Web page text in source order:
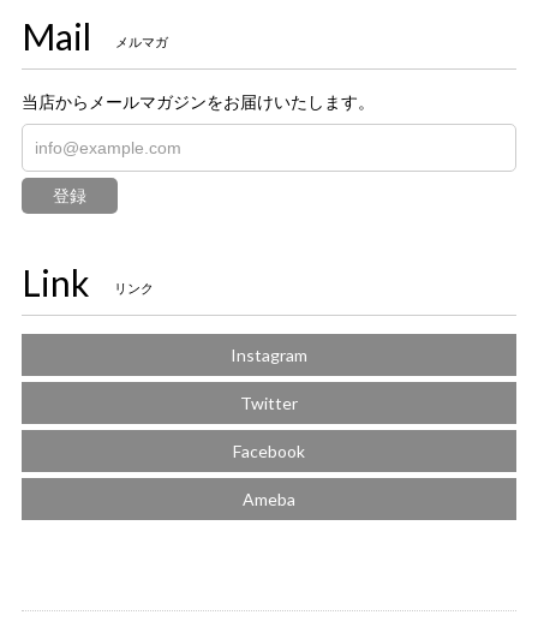
Mail メルマガ
当店からメールマガジンをお届けいたします。
登録
Link リンク
Instagram
Twitter
Facebook
Ameba